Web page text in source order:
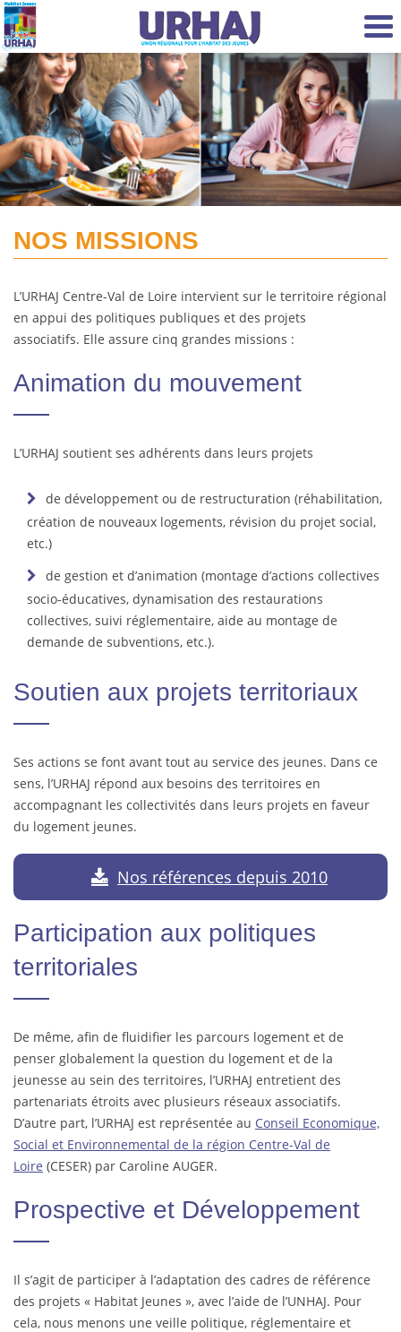
Aller au contenu principal
NOS MISSIONS
L’URHAJ Centre-Val de Loire intervient sur le territoire régional
en appui des politiques publiques et des projets
associatifs. Elle assure cinq grandes missions :
Animation du mouvement
L’URHAJ soutient ses adhérents dans leurs projets
de développement ou de restructuration (réhabilitation,
création de nouveaux logements, révision du projet social,
etc.)
de gestion et d’animation (montage d’actions collectives
socio-éducatives, dynamisation des restaurations
collectives, suivi réglementaire, aide au montage de
demande de subventions, etc.).
Soutien aux projets territoriaux
Ses actions se font avant tout au service des jeunes. Dans ce
sens, l’URHAJ répond aux besoins des territoires en
accompagnant les collectivités dans leurs projets en faveur
du logement jeunes.
Nos références depuis 2010
Participation aux politiques
territoriales
De même, afin de fluidifier les parcours logement et de
penser globalement la question du logement et de la
jeunesse au sein des territoires, l’URHAJ entretient des
partenariats étroits avec plusieurs réseaux associatifs.
D’autre part, l’URHAJ est représentée au Conseil Economique,
Social et Environnemental de la région Centre-Val de
Loire (CESER) par Caroline AUGER.
Prospective et Développement
Il s’agit de participer à l’adaptation des cadres de référence
des projets « Habitat Jeunes », avec l’aide de l’UNHAJ. Pour
cela, nous menons une veille politique, réglementaire et